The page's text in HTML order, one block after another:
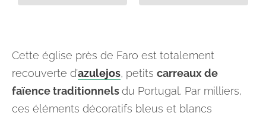
Cette église près de Faro est totalement
recouverte d’azulejos, petits carreaux de
faïence traditionnelsdu Portugal. Par milliers,
ces éléments décoratifs bleus et blancs